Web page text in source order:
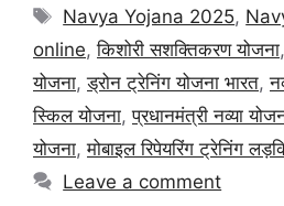
Navya Yojana 2025,
online,किशोरी सशक्तिकरण योजना
योजना,ड्रोन ट्रेनिंग योजना भारत,
स्किल योजना,प्रधानमंत्री नव्या
योजना,मोबाइल रिपेयरिंग ट्रेनिंग
Leave a comment